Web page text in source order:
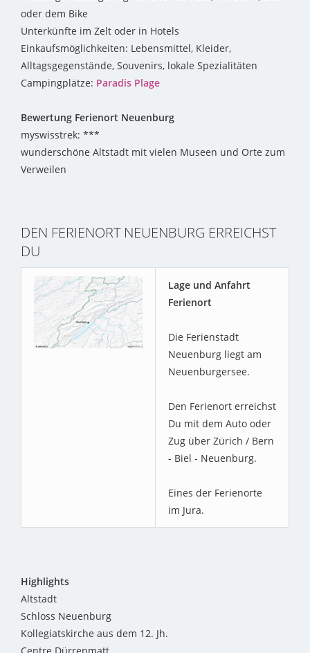
oder dem Bike
Unterkünfte im Zelt oder in Hotels
Einkaufsmöglichkeiten: Lebensmittel, Kleider,
Alltagsgegenstände, Souvenirs, lokale Spezialitäten
Campingplätze: Paradis Plage
Bewertung Ferienort Neuenburg
myswisstrek: ***
wunderschöne Altstadt mit vielen Museen und Orte zum
Verweilen
DEN FERIENORT NEUENBURG ERREICHST
DU
Lage und Anfahrt
Ferienort
Die Ferienstadt
Neuenburg liegt am
Neuenburgersee.
Den Ferienort erreichst
Du mit dem Auto oder
Zug über Zürich / Bern
- Biel - Neuenburg.
Eines der Ferienorte
im Jura.
Highlights
Altstadt
Schloss Neuenburg
Kollegiatskirche aus dem 12. Jh.
Centre Dürrenmatt